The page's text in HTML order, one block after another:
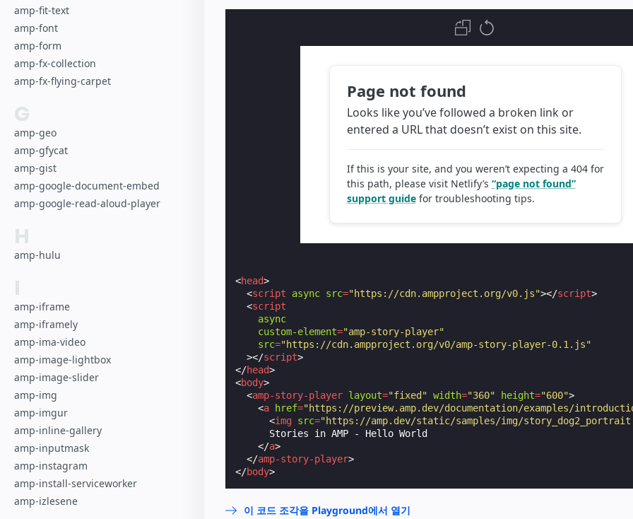
amp-fit-text
amp-font
amp-form
amp-fx-collection
amp-fx-flying-carpet
G
amp-geo
amp-gfycat
amp-gist
amp-google-document-embed
amp-google-read-aloud-player
H
amp-hulu
I
amp-iframe
amp-iframely
amp-ima-video
amp-image-lightbox
amp-image-slider
amp-img
amp-imgur
amp-inline-gallery
amp-inputmask
amp-instagram
amp-install-serviceworker
amp-izlesene
<head>
<script async src="https://cdn.ampproject.org/v0.js"></script>
<script
async
custom-element="amp-story-player"
src="https://cdn.ampproject.org/v0/amp-story-player-0.1.js"
></script>
</head>
<body>
<amp-story-player layout="fixed" width="360" height="600">
<a href="https://preview.amp.dev/documentation/examples/
<img src="https://amp.dev/static/samples/img/
      Stories in AMP - Hello World
</a>
</amp-story-player>
</body>
이 코드 조각을 Playground에서 열기